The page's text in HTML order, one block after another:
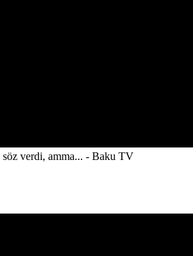
verdi, amma... - Baku TV